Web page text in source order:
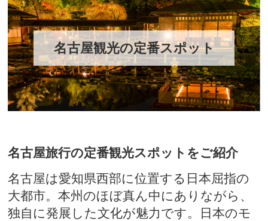
名古屋観光の定番スポット
名古屋旅行の定番観光スポットをご紹介
名古屋は愛知県西部に位置する日本屈指の
大都市。本州のほぼ真ん中にありながら、
独自に発展した文化が魅力です。日本のモ